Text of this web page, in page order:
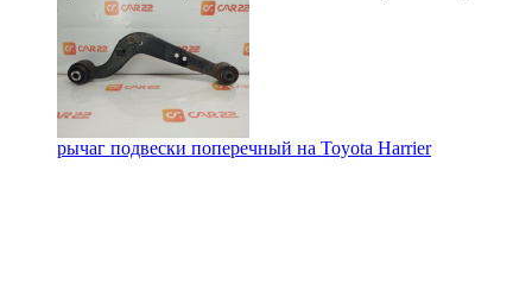
рычаг подвески поперечный на Toyota Harrier